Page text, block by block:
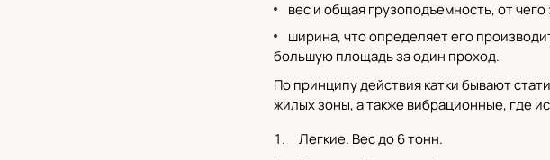
вес и общая грузоподъемность, от
ширина, что определяет его
большую площадь за один проход.
По принципу действия катки бывают
жилых зоны, а также вибрационные, где
Легкие. Вес до 6 тонн.